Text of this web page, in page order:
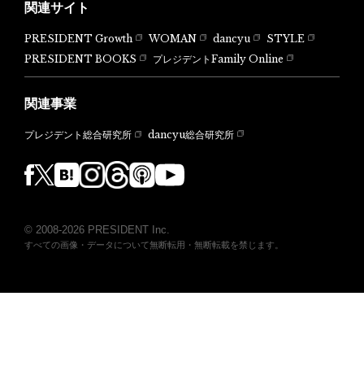
関連サイト
PRESIDENT Growth WOMAN dancyu
STYLE
PRESIDENT BOOKS
プレジデントFamily Online
関連事業
プレジデント総合研究所 dancyu総合研究所
© 2008-2026 PRESIDENT Inc.
すべての画像・データについて無断転用・無断転載を禁じます。